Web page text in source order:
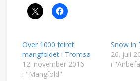
Over 1000 feiret
mangfoldet i Tromsø
12. november 2016
i "Mangfold"
Snow in
26. juli
i